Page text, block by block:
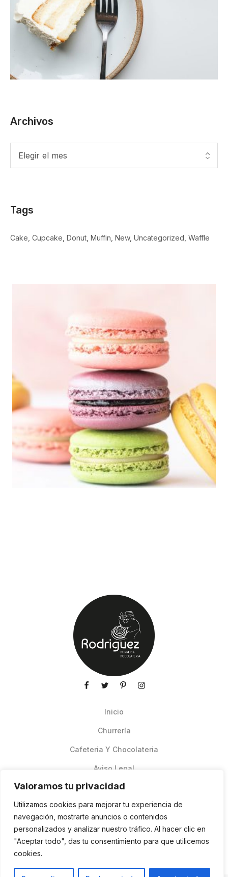
Valoramos tu privacidad
Utilizamos cookies para mejorar tu experiencia de
navegación, mostrarte anuncios o contenidos
personalizados y analizar nuestro tráfico. Al hacer clic en
"Aceptar todo", das tu consentimiento para que utilicemos
cookies.
Archivos
Tags
Cake Cupcake Donut Muffin New Uncategorized Waffle
Inicio
Churrería
Cafeteria Y Chocolateria
Aviso Legal
Pedidos Online Glovo
Contacto